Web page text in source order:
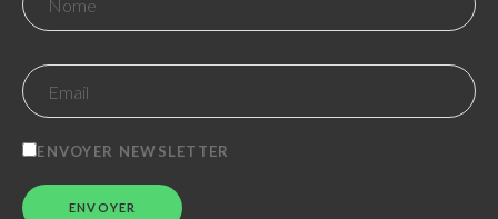
ENVOYER NEWSLETTER